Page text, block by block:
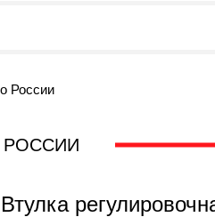
России
РОССИИ